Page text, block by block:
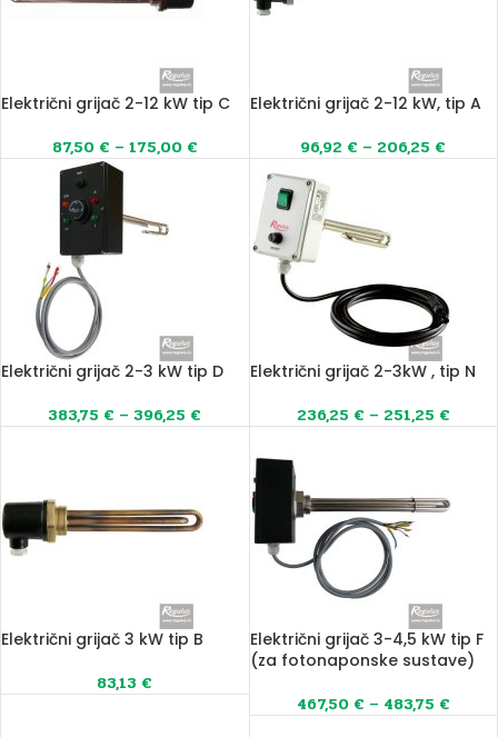
Električni grijač 2-12 kW tip C
87,50 € – 175,00 €
Električni grijač 2-12 kW, tip A
96,92 € – 206,25 €
Električni grijač 2-3 kW tip D
383,75 € – 396,25 €
Električni grijač 2-3kW , tip N
236,25 € – 251,25 €
Električni grijač 3 kW tip B
83,13 €
Električni grijač 3-4,5 kW tip F
(za fotonaponske sustave)
467,50 € – 483,75 €